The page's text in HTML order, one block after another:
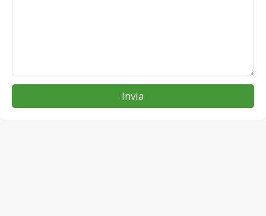
Invia